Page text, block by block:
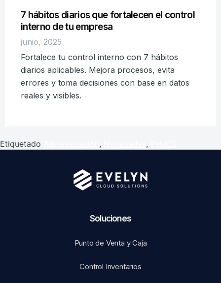
7 hábitos diarios que fortalecen el control
interno de tu empresa
junio, 2025
Fortalece tu control interno con 7 hábitos
diarios aplicables. Mejora procesos, evita
errores y toma decisiones con base en datos
reales y visibles.
Etiquetado , ,
Soluciones​
Punto de Venta y Caja
Control Inventarios